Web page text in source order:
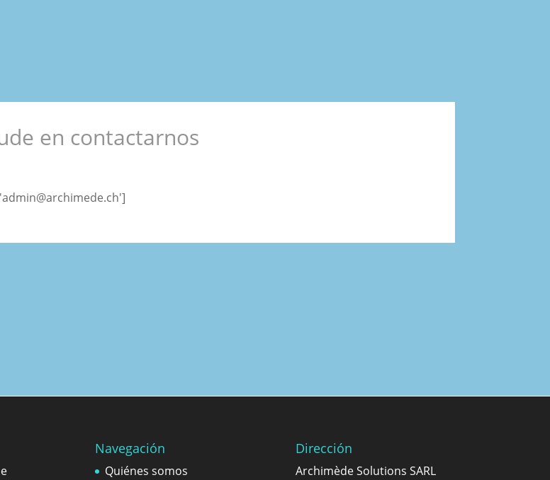
en contactarnos
Navegación
Quiénes somos
Dirección
Archimède Solutions SARL